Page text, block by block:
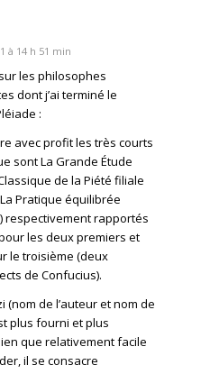
à 14 h 51 min
les philosophes
dont j’ai terminé le
:
avec profit les très courts
sont La Grande Étude
de la Piété filiale
Pratique équilibrée
respectivement rapportés
les deux premiers et
le troisième (deux
de Confucius).
(nom de l’auteur et nom de
plus fourni et plus
que relativement facile
il se consacre